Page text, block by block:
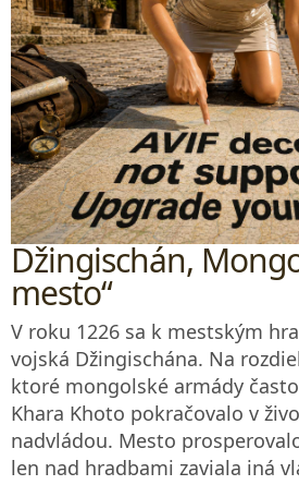
Džingischán,
mesto“
V roku 1226 sa k mestským
vojská Džingischána. Na
ktoré mongolské armády
Khara Khoto pokračovalo v
nadvládou. Mesto
len nad hradbami zaviala iná